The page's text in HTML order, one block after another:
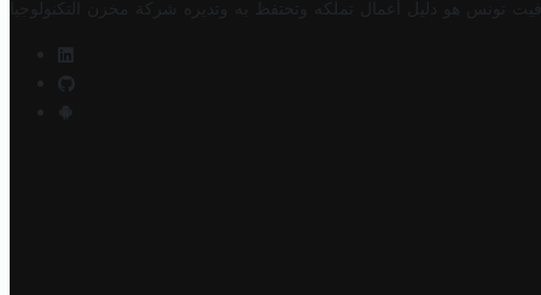
تونس هو دليل أعمال تملكه وتحتفظ به وتديره شركة مخزن التكنولوجيا